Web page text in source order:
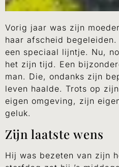
Vorig jaar was zijn
haar afscheid
een speciaal lijntje. Nu,
het zijn tijd. Een
man. Die, ondanks zijn
leven haalde. Trots op
eigen omgeving, zijn
geluk.
Zijn laatste wens
Hij was bezeten van zijn